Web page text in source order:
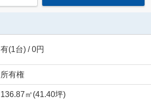
有(1台) / 0円
所有権
136.87㎡(41.40坪)